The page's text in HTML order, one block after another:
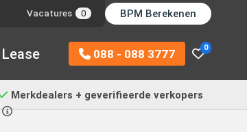
Vacatures 0 BPM Berekenen
0
088 - 088 3777
Lease
Merkdealers + geverifieerde verkopers